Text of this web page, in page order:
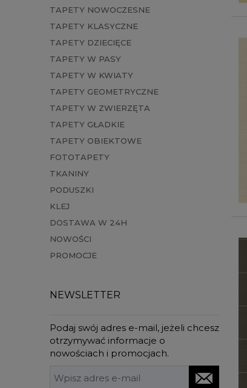
TAPETY NOWOCZESNE
TAPETY KLASYCZNE
TAPETY DZIECIĘCE
TAPETY W PASY
TAPETY W KWIATY
TAPETY GEOMETRYCZNE
TAPETY W ZWIERZĘTA
TAPETY GŁADKIE
TAPETY OBIEKTOWE
FOTOTAPETY
TKANINY
PODUSZKI
KLEJ
DOSTAWA W 24H
NOWOŚCI
PROMOCJE
NEWSLETTER
Podaj swój adres e-mail, jeżeli chcesz
otrzymywać informacje o
nowościach i promocjach.